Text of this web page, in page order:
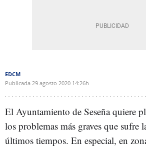
EDCM
Publicada 29 agosto 2020 14:26h
El Ayuntamiento de Seseña quiere
los problemas más graves que sufre
últimos tiempos. En especial, en